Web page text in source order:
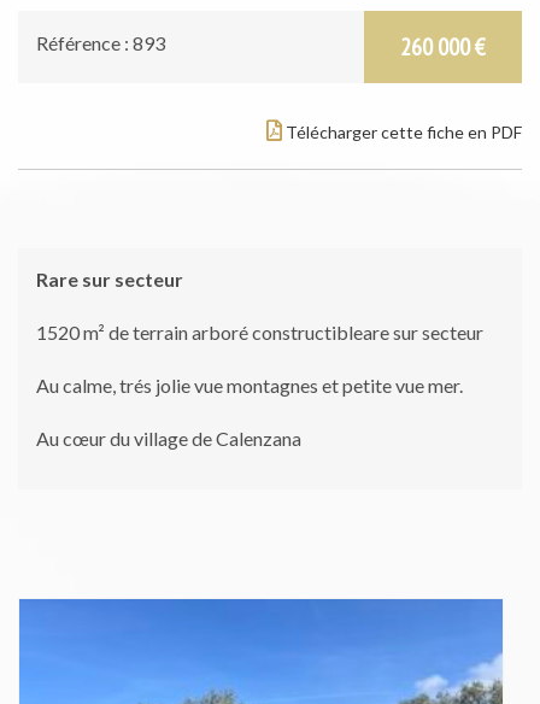
Référence : 893 260 000 €
Télécharger cette fiche en PDF
Rare sur secteur
1520 m² de terrain arboré constructibleare sur secteur
Au calme, trés jolie vue montagnes et petite vue mer.
Au cœur du village de Calenzana